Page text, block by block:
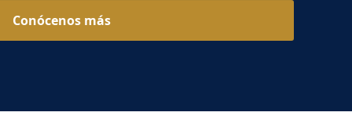
Conócenos más